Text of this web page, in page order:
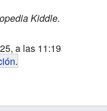
Kiddle.
a las 11:19
.